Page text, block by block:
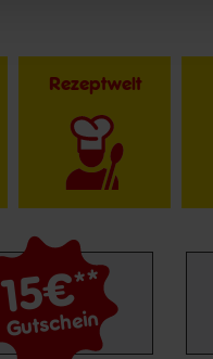
Rezeptwelt
15€**
Gutschein